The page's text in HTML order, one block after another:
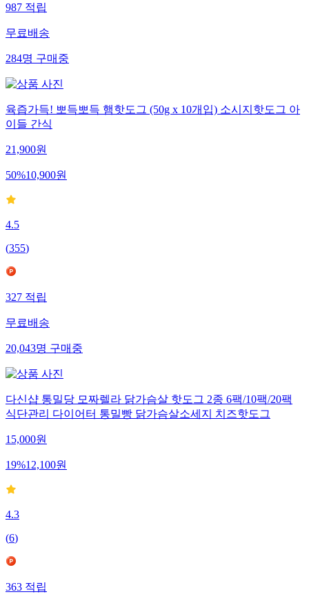
987적립
무료배송
284명구매중
육즙가득! 뽀득뽀득 햄핫도그 (50g x 10개입) 소시지핫도그 아
이들 간식
21,900원
50%10,900원
4.5
(355)
327적립
무료배송
20,043명구매중
다신샵 통밀당 모짜렐라 닭가슴살 핫도그 2종 6팩/10팩/20팩
식단관리 다이어터 통밀빵 닭가슴살소세지 치즈핫도그
15,000원
19%12,100원
4.3
(6)
363적립